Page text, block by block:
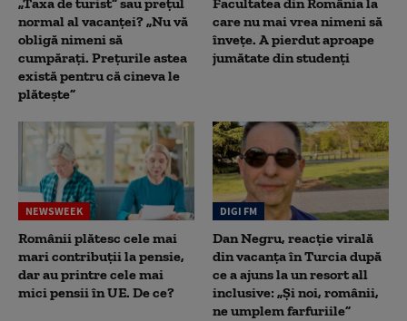
normal al vacanței? „Nu vă
obligă nimeni să
cumpărați. Prețurile astea
există pentru că cineva le
plătește”
care nu mai vrea nimeni să
înveţe. A pierdut aproape
jumătate din studenţi
NEWSWEEK
Românii plătesc cele mai
mari contribuții la pensie,
dar au printre cele mai
mici pensii în UE. De ce?
DIGI FM
Dan Negru, reacție virală
din vacanța în Turcia după
ce a ajuns la un resort all
inclusive: „Și noi, românii,
ne umplem farfuriile”